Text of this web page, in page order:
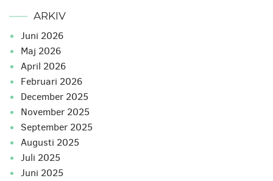
ARKIV
juni 2026
maj 2026
april 2026
februari 2026
december 2025
november 2025
september 2025
augusti 2025
juli 2025
juni 2025